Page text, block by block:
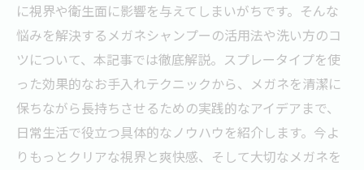
に視界や衛生面に影響を与えてしまいがちです。そんな
悩みを解決するメガネシャンプーの活用法や洗い方のコ
ツについて、本記事では徹底解説。スプレータイプを使
った効果的なお手入れテクニックから、メガネを清潔に
保ちながら長持ちさせるための実践的なアイデアまで、
日常生活で役立つ具体的なノウハウを紹介します。今よ
りもっとクリアな視界と爽快感、そして大切なメガネを